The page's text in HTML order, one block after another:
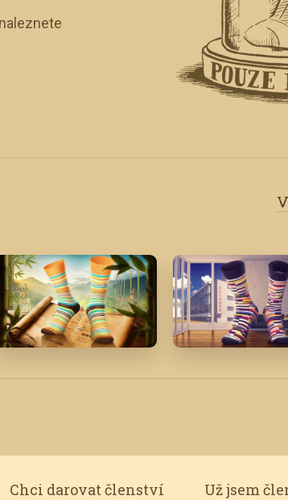
Chci darovat členství Už jsem